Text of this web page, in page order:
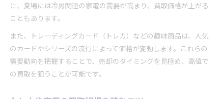
に、夏場には冷房関連の家電の需要が高まり、買取価格が上がる
こともあります。
また、トレーディングカード（トレカ）などの趣味商品は、人気
のカードやシリーズの流行によって価格が変動します。これらの
需要動向を把握することで、売却のタイミングを見極め、高値で
の買取を狙うことが可能です。